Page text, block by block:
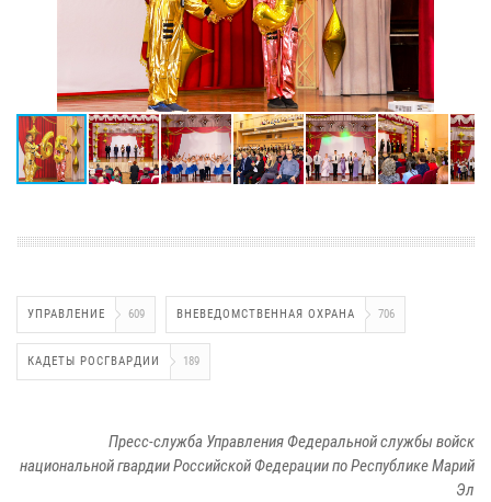
УПРАВЛЕНИЕ 609 ВНЕВЕДОМСТВЕННАЯ ОХРАНА 706
КАДЕТЫ РОСГВАРДИИ 189
Пресс-служба Управления Федеральной службы войск
национальной гвардии Российской Федерации по Республике Марий
Эл